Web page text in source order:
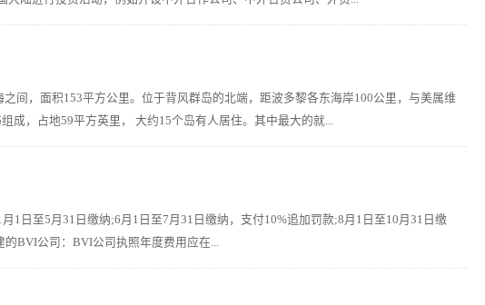
间，面积153平方公里。位于背风群岛的北端，距波多黎各东海岸100公里，与美属维
，占地59平方英里， 大约15个岛有人居住。其中最大的就...
日至5月31日缴纳;6月1日至7月31日缴纳，支付10%追加罚款;8月1日至10月31日缴
BVI公司：BVI公司执照年度费用应在...